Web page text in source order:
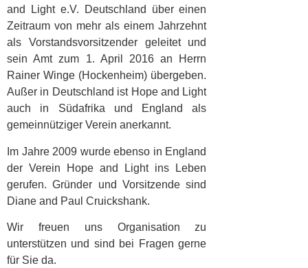
and Light e.V. Deutschland über einen
Zeitraum von mehr als einem Jahrzehnt
als Vorstandsvorsitzender geleitet und
sein Amt zum 1. April 2016 an Herrn
Rainer Winge (Hockenheim) übergeben.
Außer in Deutschland ist Hope and Light
auch in Südafrika und England als
gemeinnütziger Verein anerkannt.
Im Jahre 2009 wurde ebenso in England
der Verein Hope and Light ins Leben
gerufen. Gründer und Vorsitzende sind
Diane and Paul Cruickshank.
Wir freuen uns Organisation zu
unterstützen und sind bei Fragen gerne
für Sie da.